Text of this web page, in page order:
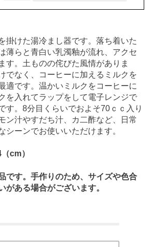
掛けた湯冷まし器です。落ち着いた
薄らと青白い乳濁釉が流れ、アクセ
す。土ものの侘びた風情がありま
でなく、コーヒーに加えるミルクを
適です。温かいミルクをコーヒーに
を入れてラップをして電子レンジで
す。8分目くらいでおよそ70ｃｃ入り
ン汁やすだち汁、カ二酢など、日常
シーンでお使いいただけます。
cm）
です。手作りのため、サイズや色合
がある場合がございます。